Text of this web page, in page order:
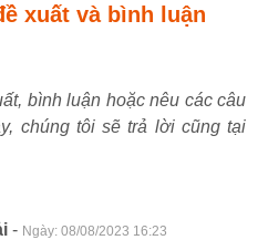
xuất và bình luận
bình luận hoặc nêu các câu
chúng tôi sẽ trả lời cũng tại
- Ngày: 08/08/2023 16:23